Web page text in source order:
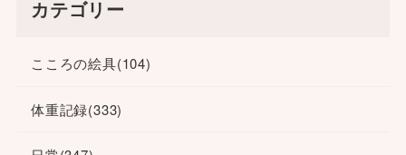
カテゴリー
こころの絵具(104)
体重記録(333)